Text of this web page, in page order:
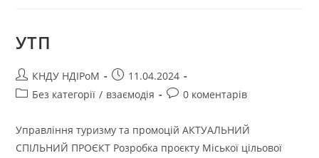
УТП
КНДУ НДІРоМ
11.04.2024
Без категорії / взаємодія 0 коментарів
Управління туризму та промоцій АКТУАЛЬНИЙ
СПІЛЬНИЙ ПРОЄКТ Розробка проєкту Міської цільової